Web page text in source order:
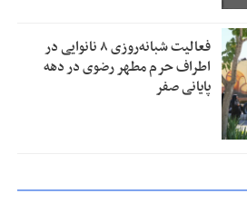
فعالیت شبانه‌روزی ۸ نانوایی در
اطراف حرم مطهر رضوی در دهه
پایانی صفر